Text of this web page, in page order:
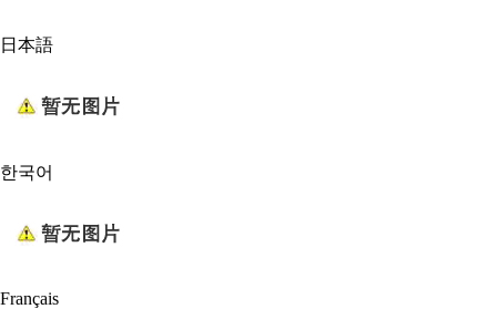
日本語
한국어
Français